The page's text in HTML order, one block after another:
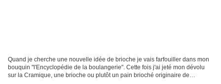
Quand je cherche une nouvelle idée de brioche je vais farfouiller dans mon
bouquin "l'Encyclopédie de la boulangerie". Cette fois j'ai jeté mon dévolu
sur la Cramique, une brioche ou plutôt un pain brioché originaire de